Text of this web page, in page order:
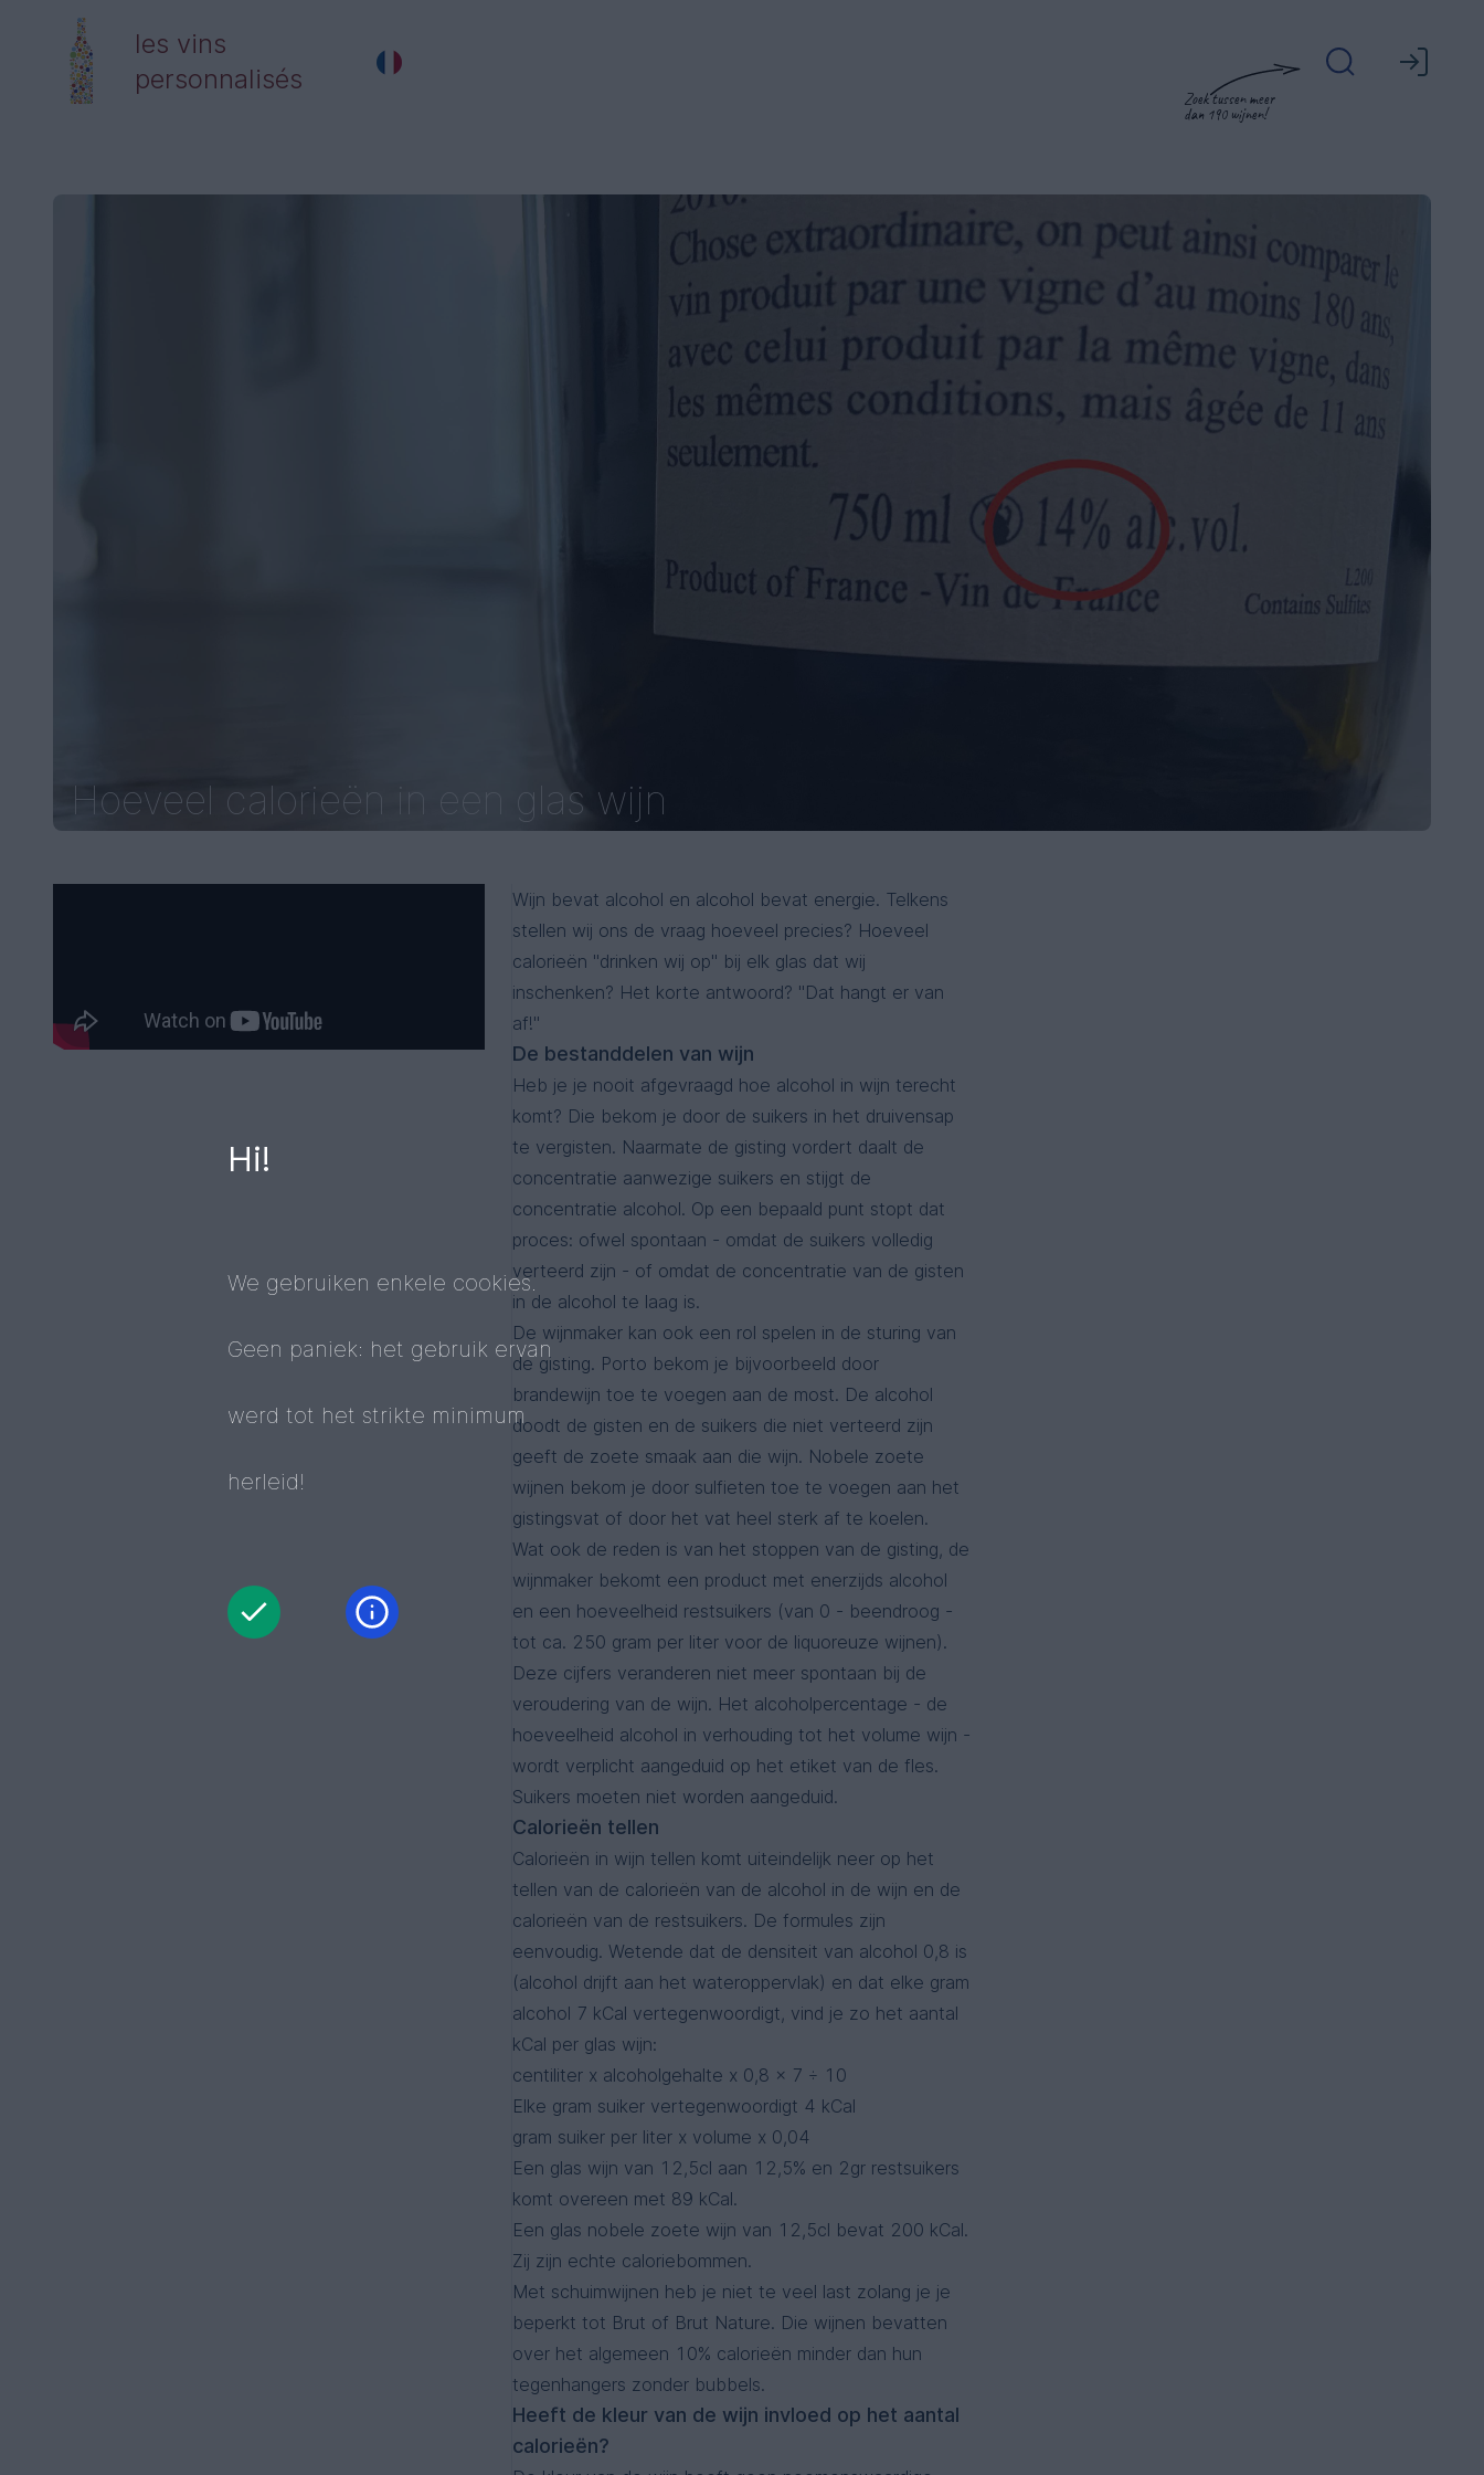
les vins
personnalisés
Zoek tussen meer
dan 190 wijnen!
Hoeveel calorieën in een glas wijn
Wijn bevat alcohol en alcohol bevat energie. Telkens
stellen wij ons de vraag hoeveel precies? Hoeveel
calorieën "drinken wij op" bij elk glas dat wij
inschenken? Het korte antwoord? "Dat hangt er van
af!"
De bestanddelen van wijn
Heb je je nooit afgevraagd hoe alcohol in wijn terecht
komt? Die bekom je door de suikers in het druivensap
te vergisten. Naarmate de gisting vordert daalt de
concentratie aanwezige suikers en stijgt de
concentratie alcohol. Op een bepaald punt stopt dat
proces: ofwel spontaan - omdat de suikers volledig
verteerd zijn - of omdat de concentratie van de gisten
in de alcohol te laag is.
De wijnmaker kan ook een rol spelen in de sturing van
de gisting. Porto bekom je bijvoorbeeld door
brandewijn toe te voegen aan de most. De alcohol
doodt de gisten en de suikers die niet verteerd zijn
geeft de zoete smaak aan die wijn. Nobele zoete
wijnen bekom je door sulfieten toe te voegen aan het
gistingsvat of door het vat heel sterk af te koelen.
Wat ook de reden is van het stoppen van de gisting, de
wijnmaker bekomt een product met enerzijds alcohol
en een hoeveelheid restsuikers (van 0 - beendroog -
tot ca. 250 gram per liter voor de liquoreuze wijnen).
Deze cijfers veranderen niet meer spontaan bij de
veroudering van de wijn. Het alcoholpercentage - de
hoeveelheid alcohol in verhouding tot het volume wijn -
wordt verplicht aangeduid op het etiket van de fles.
Suikers moeten niet worden aangeduid.
Calorieën tellen
Calorieën in wijn tellen komt uiteindelijk neer op het
tellen van de calorieën van de alcohol in de wijn en de
calorieën van de restsuikers. De formules zijn
eenvoudig. Wetende dat de densiteit van alcohol 0,8 is
(alcohol drijft aan het wateroppervlak) en dat elke gram
alcohol 7 kCal vertegenwoordigt, vind je zo het aantal
kCal per glas wijn:
centiliter x alcoholgehalte x 0,8 x 7 ÷ 10
Elke gram suiker vertegenwoordigt 4 kCal
gram suiker per liter x volume x 0,04
Een glas wijn van 12,5cl aan 12,5% en 2gr restsuikers
komt overeen met 89 kCal.
Een glas nobele zoete wijn van 12,5cl bevat 200 kCal.
Zij zijn echte caloriebommen.
Met schuimwijnen heb je niet te veel last zolang je je
beperkt tot Brut of Brut Nature. Die wijnen bevatten
over het algemeen 10% calorieën minder dan hun
tegenhangers zonder bubbels.
Heeft de kleur van de wijn invloed op het aantal
calorieën?
Hi!
We gebruiken enkele cookies.
Geen paniek: het gebruik ervan
werd tot het strikte minimum
herleid!